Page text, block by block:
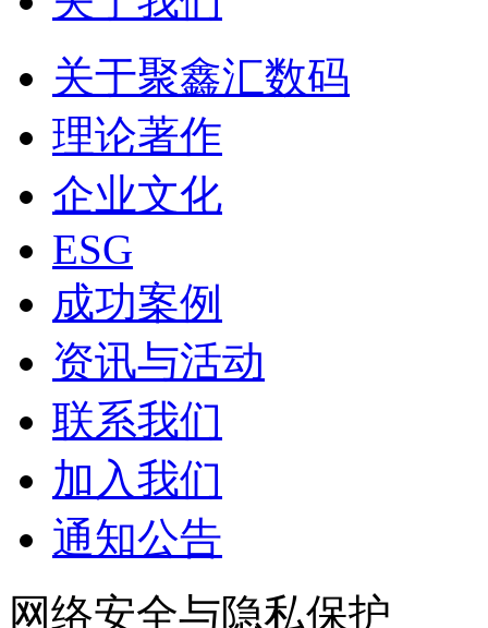
关于聚鑫汇数码
理论著作
企业文化
ESG
成功案例
资讯与活动
联系我们
加入我们
通知公告
网络安全与隐私保护